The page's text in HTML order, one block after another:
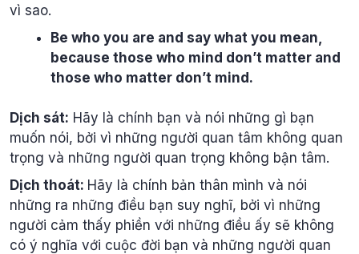
vì sao.
Be who you are and say what you mean,
because those who mind don’t matter and
those who matter don’t mind.
Dịch sát: Hãy là chính bạn và nói những gì bạn
muốn nói, bởi vì những người quan tâm không quan
trọng và những người quan trọng không bận tâm.
Dịch thoát: Hãy là chính bản thân mình và nói
những ra những điều bạn suy nghĩ, bởi vì những
người cảm thấy phiền với những điều ấy sẽ không
có ý nghĩa với cuộc đời bạn và những người quan